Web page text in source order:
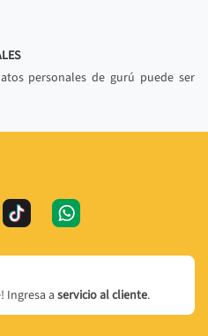
personales de gurú puede ser
Ingresa a servicio al cliente.